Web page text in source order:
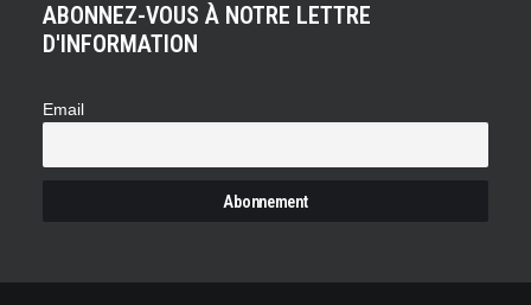
ABONNEZ-VOUS À NOTRE LETTRE
D'INFORMATION
Email